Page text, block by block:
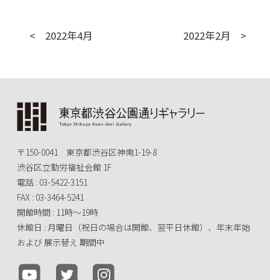
2022年4月 2022年2月
〒150-0041 東京都渋谷区神南1-19-8
渋谷区立勤労福祉会館 1F
電話 : 03-5422-3151
FAX : 03-3464-5241
開館時間 : 11時～19時
休館日 : 月曜日（祝日の場合は開館、翌平日休館）、年末年始
および 展示替え 期間中